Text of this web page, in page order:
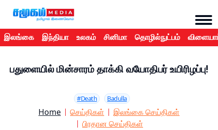
இலங்கை இந்தியா உலகம் சினிமா தொழில்நுட்பம்
பதுளையில் மின்சாரம் தாக்கி வயோதிபர் உயிரிழப்பு!
#Death Badulla
Home செய்திகள்
இலங்கை செய்திகள்
பிரதான செய்திகள்